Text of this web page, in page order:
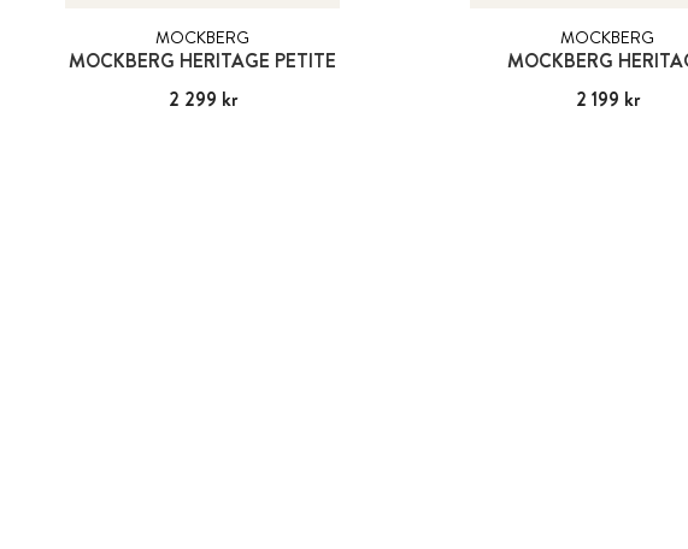
MOCKBERG
MOCKBERG HERITAGE PETITE
Pris :2 299 kr
2 299 kr
MOCKBERG
MOCKBERG
Pris :2 199 kr
2 199 kr